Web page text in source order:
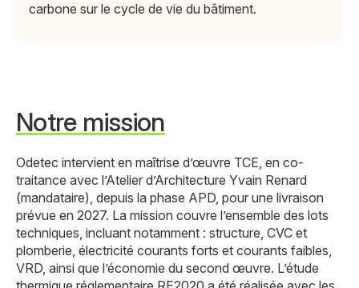
carbone sur le cycle de vie du bâtiment.
Notre mission
Odetec intervient en maîtrise d’œuvre TCE, en co-
traitance avec l’Atelier d’Architecture Yvain Renard
(mandataire), depuis la phase APD, pour une livraison
prévue en 2027. La mission couvre l’ensemble des lots
techniques, incluant notamment : structure, CVC et
plomberie, électricité courants forts et courants faibles,
VRD, ainsi que l’économie du second œuvre. L’étude